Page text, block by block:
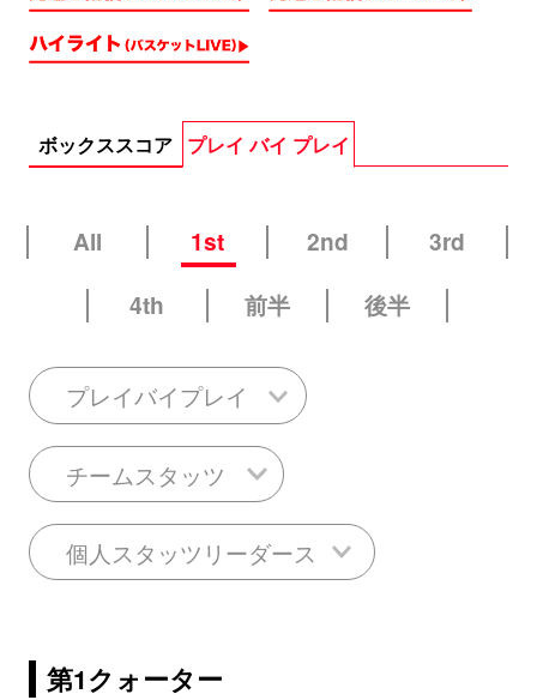
ボックススコア プレイ バイ プレイ
All 1st 2nd
3rd
4th
前半 後半
プレイバイプレイ
チームスタッツ
個人スタッツリーダース
第1クォーター